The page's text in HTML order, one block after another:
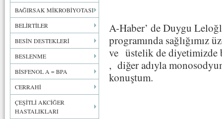
BAĞIRSAK MİKROBİYOTASI
BELİRTİLER
BESİN DESTEKLERİ
BESLENME
BİSFENOL A = BPA
CERRAHİ
ÇEŞİTLİ AKCİĞER
HASTALIKLARI
A-Haber’ de Duygu
programında sağlığımız
ve üstelik de diyetimizde
, diğer adıyla
konuştum.